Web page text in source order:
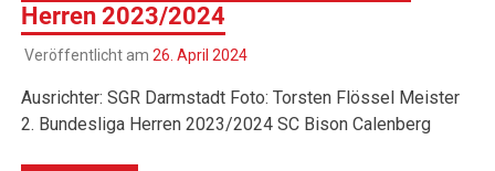
Herren 2023/2024
Veröffentlicht am 26. April 2024
Ausrichter: SGR Darmstadt Foto: Torsten Flössel Meister
2. Bundesliga Herren 2023/2024 SC Bison Calenberg